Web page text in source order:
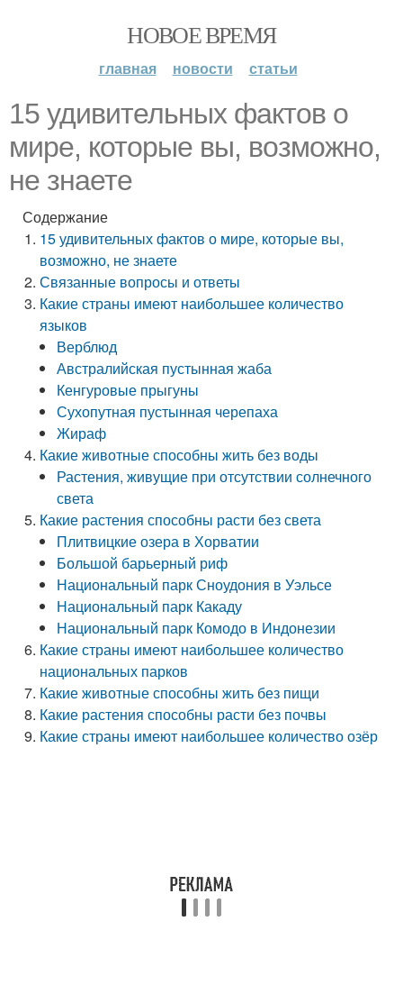
НОВОЕ ВРЕМЯ
главная новости статьи
15 удивительных фактов о
мире, которые вы, возможно,
не знаете
Содержание
15 удивительных фактов о мире, которые вы,
возможно, не знаете
Связанные вопросы и ответы
Какие страны имеют наибольшее количество
языков
Верблюд
Австралийская пустынная жаба
Кенгуровые прыгуны
Сухопутная пустынная черепаха
Жираф
Какие животные способны жить без воды
Растения, живущие при отсутствии солнечного
света
Какие растения способны расти без света
Плитвицкие озера в Хорватии
Большой барьерный риф
Национальный парк Сноудония в Уэльсе
Национальный парк Какаду
Национальный парк Комодо в Индонезии
Какие страны имеют наибольшее количество
национальных парков
Какие животные способны жить без пищи
Какие растения способны расти без почвы
Какие страны имеют наибольшее количество озёр